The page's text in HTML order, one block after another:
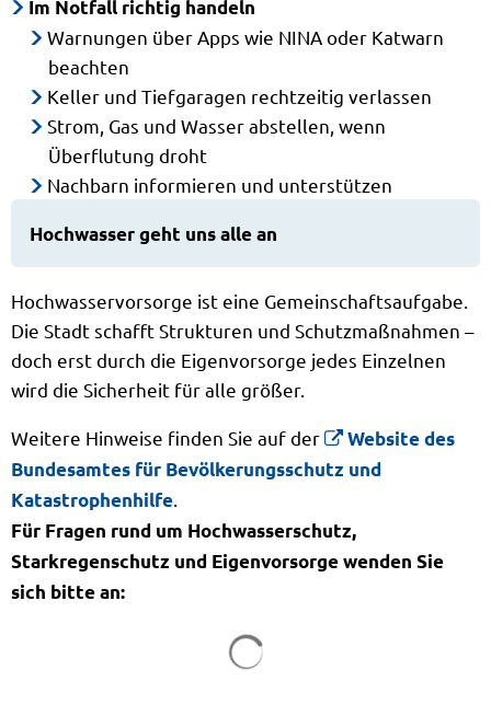
Im Notfall richtig handeln
Warnungen über Apps wie NINA oder Katwarn
beachten
Keller und Tiefgaragen rechtzeitig verlassen
Strom, Gas und Wasser abstellen, wenn
Überflutung droht
Nachbarn informieren und unterstützen
Hochwasser geht uns alle an
Hochwasservorsorge ist eine Gemeinschaftsaufgabe.
Die Stadt schafft Strukturen und Schutzmaßnahmen –
doch erst durch die Eigenvorsorge jedes Einzelnen
wird die Sicherheit für alle größer.
Weitere Hinweise finden Sie auf der
Website des
Bundesamtes für Bevölkerungsschutz und
Katastrophenhilfe
Für Fragen rund um Hochwasserschutz,
Starkregenschutz und Eigenvorsorge wenden Sie
sich bitte an: